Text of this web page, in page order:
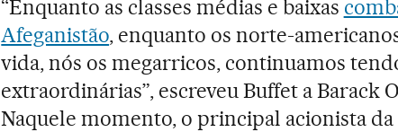
“Enquanto as classes médias e baixas
Afeganistão, enquanto os norte-
vida, nós os megarricos, continuamos
extraordinárias”, escreveu Buffet a Barack
Naquele momento, o principal acionista